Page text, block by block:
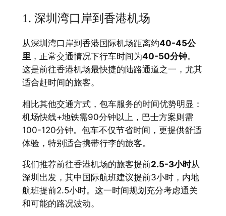
1. 深圳湾口岸到香港机场
从深圳湾口岸到香港国际机场距离约40-45公
里 ，正常交通情况下行车时间为40-50分钟。
这是前往香港机场最快捷的陆路通道之一，尤其
适合赶时间的旅客。
相比其他交通方式，包车服务的时间优势明显：
机场快线+地铁需90分钟以上，巴士方案则需
100-120分钟。包车不仅节省时间，更提供舒适
体验，特别适合携带行李的旅客。
我们推荐前往香港机场的旅客提前2.5-3小时从
深圳出发，其中国际航班建议提前3小时，内地
航班提前2.5小时。这一时间规划充分考虑通关
和可能的路况波动。